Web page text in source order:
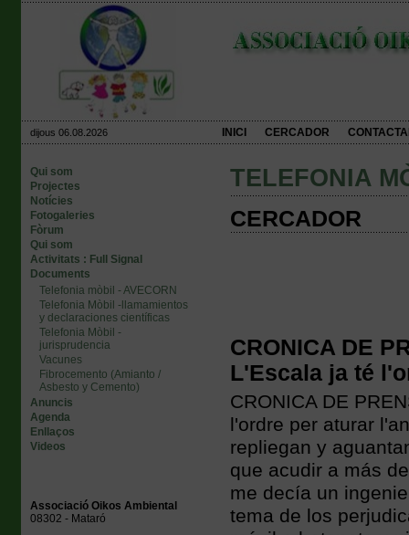
dijous 06.08.2026 INICI CERCADOR
Qui som
Projectes
Notícies
Fotogaleries
Fòrum
Qui som
Activitats : Full Signal
Documents
Telefonia mòbil - AVECORN
Telefonia Mòbil -llamamientos
y declaraciones científicas
Telefonia Mòbil -
jurisprudencia
Vacunes
Fibrocemento (Amianto /
Asbesto y Cemento)
Anuncis
Agenda
Enllaços
Videos
Associació Oikos Ambiental
08302 - Mataró
TELEFONIA
CERCADOR
CRONICA DE
L'Escala ja té
CRONICA DE
l'ordre per aturar
repliegan y
que acudir a más
me decía un
tema de los